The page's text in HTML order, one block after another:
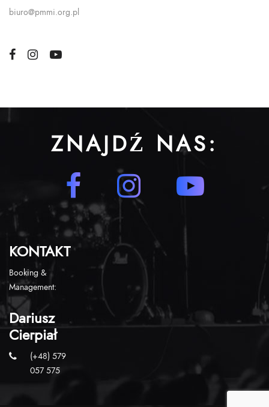
biuro@pmmi.org.pl
ZNAJDŹ NAS:
KONTAKT
Booking &
Management:
Dariusz
Cierpiał
(+48) 579
057 575